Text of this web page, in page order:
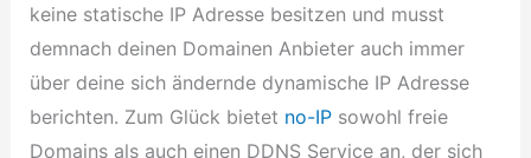
keine statische IP Adresse besitzen und musst
demnach deinen Domainen Anbieter auch immer
über deine sich ändernde dynamische IP Adresse
berichten. Zum Glück bietet no-IPsowohl freie
Domains als auch einen DDNS Service an, der sich